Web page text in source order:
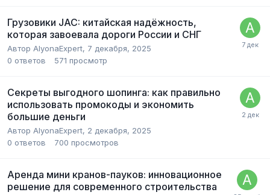
Грузовики JAC: китайская надёжность,
которая завоевала дороги России и СНГ
Автор AlyonaExpert, 7 декабря, 2025
0 ответов 571 просмотр
Секреты выгодного шопинга: как правильно
использовать промокоды и экономить
большие деньги
Автор AlyonaExpert, 2 декабря, 2025
0 ответов 700 просмотров
Аренда мини кранов-пауков: инновационное
решение для современного строительства